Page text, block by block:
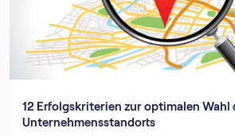
12 Erfolgskriterien zur optimalen Wahl
Unternehmensstandorts